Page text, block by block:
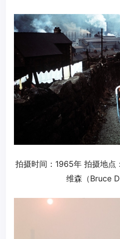
拍摄时间：1965年 拍摄地点
维森（Bruce